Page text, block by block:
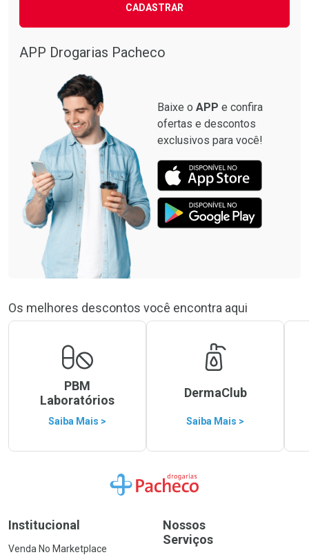
CADASTRAR
APP Drogarias Pacheco
Baixe o APP e confira
ofertas e descontos
exclusivos para você!
Os melhores descontos você encontra aqui
PBM
Laboratórios
Saiba Mais >
DermaClub
Saiba Mais >
Ir para a Home
Institucional
Venda No Marketplace
Nossos
Serviços